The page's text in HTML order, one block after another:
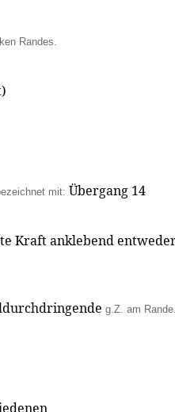
Randes.
mit: Übergang 14
Kraft anklebend
g.Z. am